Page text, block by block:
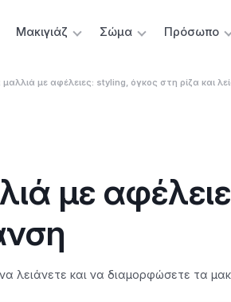
Μακιγιάζ Σώμα Πρόσωπο
με αφέλειες: styling, όγκος στη ρίζα και
με
και να διαμορφώσετε τα